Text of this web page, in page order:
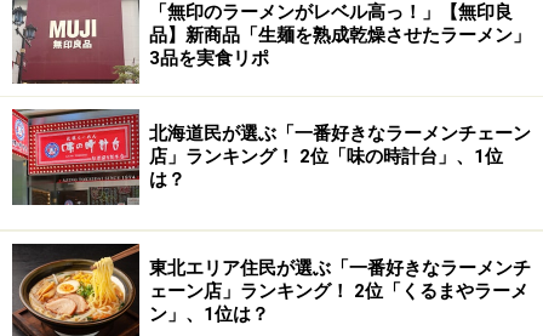
「無印のラーメンがレベル高っ！」【無印良
品】新商品「生麺を熟成乾燥させたラーメン」
3品を実食リポ
北海道民が選ぶ「一番好きなラーメンチェーン
店」ランキング！ 2位「味の時計台」、1位
は？
東北エリア住民が選ぶ「一番好きなラーメンチ
ェーン店」ランキング！ 2位「くるまやラーメ
ン」、1位は？